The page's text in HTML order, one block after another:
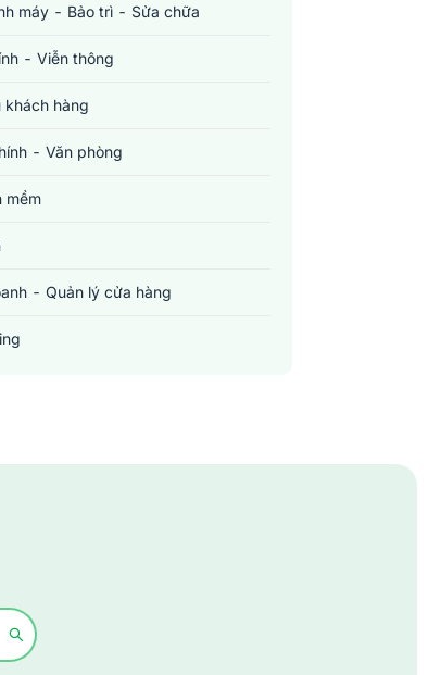
máy - Bảo trì - Sửa chữa
- Viễn thông
khách hàng
- Văn phòng
mềm
- Quản lý cửa hàng